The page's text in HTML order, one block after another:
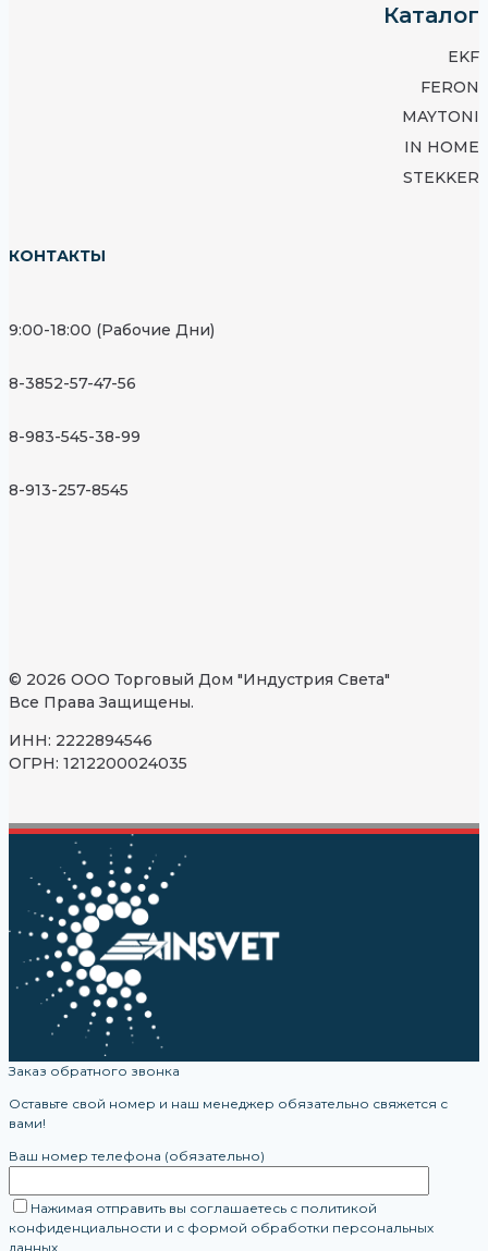
Каталог
EKF
FERON
MAYTONI
IN HOME
STEKKER
КОНТАКТЫ
9:00-18:00 (Рабочие Дни)
8-3852-57-47-56
8-983-545-38-99
8-913-257-8545
© 2026 ООО Торговый Дом "Индустрия Света"
Все Права Защищены.
ИНН: 2222894546
ОГРН: 1212200024035
Заказ обратного звонка
Оставьте свой номер и наш менеджер обязательно свяжется с
вами!
Ваш номер телефона (обязательно)
Нажимая отправить вы соглашаетесь с политикой
конфиденциальности и с формой обработки персональных
данных.